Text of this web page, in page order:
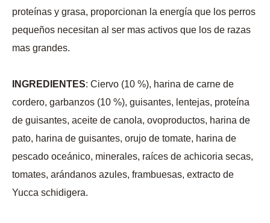
proteínas y grasa, proporcionan la energía que los perros
pequeños necesitan al ser mas activos que los de razas
mas grandes.
INGREDIENTES: Ciervo (10 %), harina de carne de
cordero, garbanzos (10 %), guisantes, lentejas, proteína
de guisantes, aceite de canola, ovoproductos, harina de
pato, harina de guisantes, orujo de tomate, harina de
pescado oceánico, minerales, raíces de achicoria secas,
tomates, arándanos azules, frambuesas, extracto de
Yucca schidigera.